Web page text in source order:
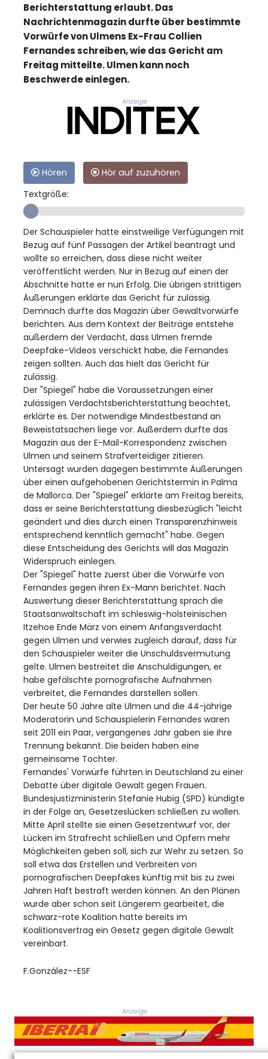
Berichterstattung erlaubt. Das
Nachrichtenmagazin durfte über bestimmte
Vorwürfe von Ulmens Ex-Frau Collien
Fernandes schreiben, wie das Gericht am
Freitag mitteilte. Ulmen kann noch
Beschwerde einlegen.
Anzeige
Hören
Hör auf zuzuhören
Textgröße:
Der Schauspieler hatte einstweilige Verfügungen mit
Bezug auf fünf Passagen der Artikel beantragt und
wollte so erreichen, dass diese nicht weiter
veröffentlicht werden. Nur in Bezug auf einen der
Abschnitte hatte er nun Erfolg. Die übrigen strittigen
Äußerungen erklärte das Gericht für zulässig.
Demnach durfte das Magazin über Gewaltvorwürfe
berichten. Aus dem Kontext der Beiträge entstehe
außerdem der Verdacht, dass Ulmen fremde
Deepfake-Videos verschickt habe, die Fernandes
zeigen sollten. Auch das hielt das Gericht für
zulässig.
Der "Spiegel" habe die Voraussetzungen einer
zulässigen Verdachtsberichterstattung beachtet,
erklärte es. Der notwendige Mindestbestand an
Beweistatsachen liege vor. Außerdem durfte das
Magazin aus der E-Mail-Korrespondenz zwischen
Ulmen und seinem Strafverteidiger zitieren.
Untersagt wurden dagegen bestimmte Äußerungen
über einen aufgehobenen Gerichtstermin in Palma
de Mallorca. Der "Spiegel" erklärte am Freitag bereits,
dass er seine Berichterstattung diesbezüglich "leicht
geändert und dies durch einen Transparenzhinweis
entsprechend kenntlich gemacht" habe. Gegen
diese Entscheidung des Gerichts will das Magazin
Widerspruch einlegen.
Der "Spiegel" hatte zuerst über die Vorwürfe von
Fernandes gegen ihren Ex-Mann berichtet. Nach
Auswertung dieser Berichterstattung sprach die
Staatsanwaltschaft im schleswig-holsteinischen
Itzehoe Ende März von einem Anfangsverdacht
gegen Ulmen und verwies zugleich darauf, dass für
den Schauspieler weiter die Unschuldsvermutung
gelte. Ulmen bestreitet die Anschuldigungen, er
habe gefälschte pornografische Aufnahmen
verbreitet, die Fernandes darstellen sollen.
Der heute 50 Jahre alte Ulmen und die 44-jährige
Moderatorin und Schauspielerin Fernandes waren
seit 2011 ein Paar, vergangenes Jahr gaben sie ihre
Trennung bekannt. Die beiden haben eine
gemeinsame Tochter.
Fernandes' Vorwürfe führten in Deutschland zu einer
Debatte über digitale Gewalt gegen Frauen.
Bundesjustizministerin Stefanie Hubig (SPD) kündigte
in der Folge an, Gesetzeslücken schließen zu wollen.
Mitte April stellte sie einen Gesetzentwurf vor, der
Lücken im Strafrecht schließen und Opfern mehr
Möglichkeiten geben soll, sich zur Wehr zu setzen. So
soll etwa das Erstellen und Verbreiten von
pornografischen Deepfakes künftig mit bis zu zwei
Jahren Haft bestraft werden können. An den Plänen
wurde aber schon seit Längerem gearbeitet, die
schwarz-rote Koalition hatte bereits im
Koalitionsvertrag ein Gesetz gegen digitale Gewalt
vereinbart.
F.González--ESF
Anzeige